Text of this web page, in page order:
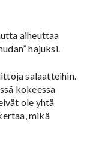
aiheuttaa
hajuksi.
salaatteihin.
kokeessa
ole yhtä
mikä